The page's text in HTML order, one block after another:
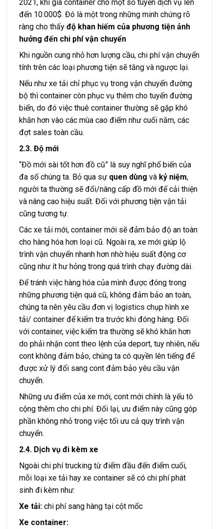
2021, khi giá container cho một số tuyến dịch vụ lên
đến 10.000$. Đó là một trong những minh chứng rõ
ràng cho thấy độ khan hiếm của phương tiện ảnh
hưởng đến chi phí vận chuyển
Khi nguồn cung nhỏ hơn lượng cầu, chi phí vận chuyển
tính trên các loại phương tiện sẽ tăng và ngược lại.
Nếu như xe tải chỉ phục vụ trong vận chuyển đường
bộ thì container còn phục vụ thêm cho tuyến đường
biển, do đó việc thuê container thường sẽ gặp khó
khăn hơn vào các mùa cao điểm như cuối năm, các
đợt sales toàn cầu.
2.3. Độ mới
“Đồ mới sài tốt hơn đồ cũ” là suy nghĩ phổ biến của
đa số chúng ta. Bỏ qua sự quen dùng và kỷ niệm,
người ta thường sẽ đổi/nâng cấp đồ mới để cải thiện
và nâng cao hiệu suất. Đối với phương tiện vận tải
cũng tương tự.
Các xe tải mới, container mới sẽ đảm bảo độ an toàn
cho hàng hóa hơn loại cũ. Ngoài ra, xe mới giúp lộ
trình vận chuyển nhanh hơn nhờ hiệu suất động cơ
cũng như ít hư hỏng trong quá trình chạy đường dài.
Để tránh việc hàng hóa của mình được đóng trong
những phương tiện quá cũ, không đảm bảo an toàn,
chúng ta nên yêu cầu đơn vị logistics chụp hình xe
tải/ container để kiếm tra trước khi đóng hàng. Đối
với container, việc kiểm tra thường sẽ khó khăn hơn
do phải nhận cont theo lệnh của deport, tuy nhiên, nếu
cont không đảm bảo, chúng ta có quyền lên tiếng để
được xử lý đổi sang cont đảm bảo yêu cầu vận
chuyển.
Những ưu điểm của xe mới, cont mới chính là yếu tô
cộng thêm cho chi phí. Đổi lại, ưu điểm này cũng góp
phần không nhỏ trong việc tối ưu cả quy trình vận
chuyển.
2.4. Dịch vụ đi kèm xe
Ngoài chi phí trucking từ điểm đầu đến điểm cuối,
mỗi loại xe tải hay xe container sẽ có chi phí phát
sinh đi kèm như:
Xe tải: chi phí sang hàng tại cột mốc
Xe container: